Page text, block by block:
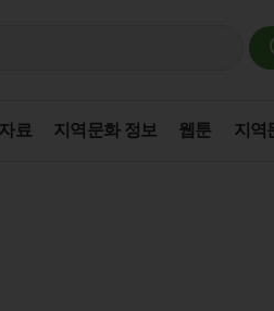
료 지역문화 정보 웹툰 지역